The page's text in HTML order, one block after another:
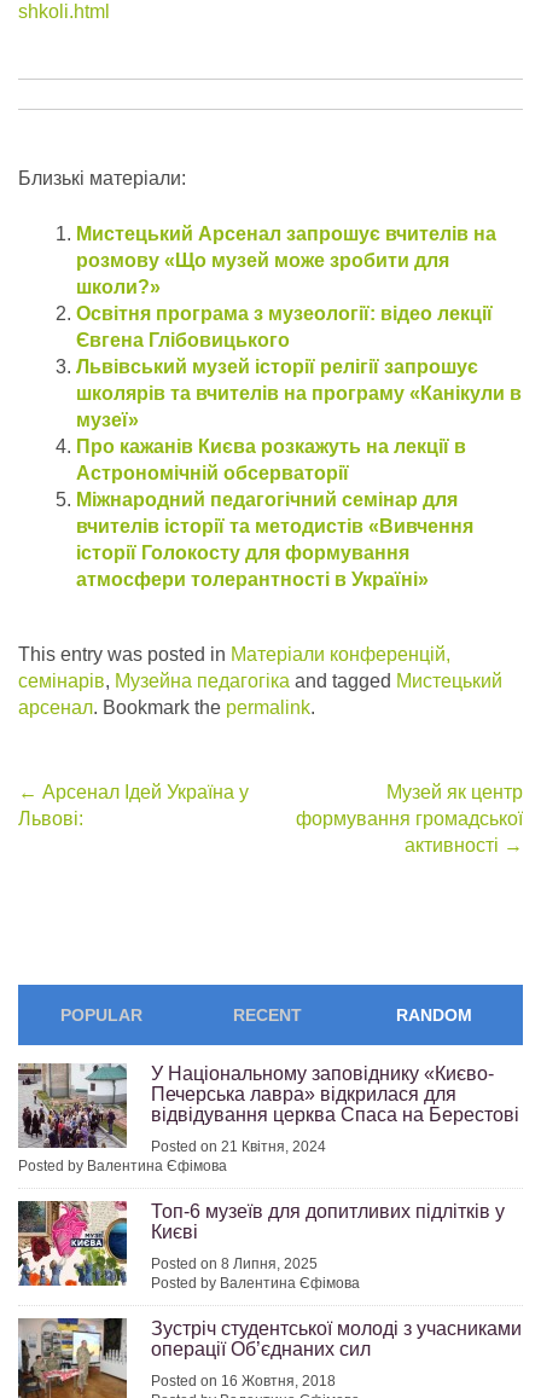
shkoli.html
Близькі матеріали:
Мистецький Арсенал запрошує вчителів на
розмову «Що музей може зробити для
школи?»
Освітня програма з музеології: відео лекції
Євгена Глібовицького
Львівський музей історії релігії запрошує
школярів та вчителів на програму «Канікули в
музеї»
Про кажанів Києва розкажуть на лекції в
Астрономічній обсерваторії
Міжнародний педагогічний семінар для
вчителів історії та методистів «Вивчення
історії Голокосту для формування
атмосфери толерантності в Україні»
This entry was posted in Матеріали конференцій,
семінарів, Музейна педагогіка and tagged Мистецький
арсенал. Bookmark the permalink.
Post
← Арсенал Ідей Україна у
Львові:
Музей як центр
формування громадської
активності →
POPULAR RECENT RANDOM
У Національному заповіднику «Києво-
Печерська лавра» відкрилася для
відвідування церква Спаса на Берестові
Posted on 21 Квітня, 2024
Posted by Валентина Єфімова
Топ‑6 музеїв для допитливих підлітків у
Києві
Posted on 8 Липня, 2025
Posted by Валентина Єфімова
Зустріч студентської молоді з учасниками
операції Об’єднаних сил
Posted on 16 Жовтня, 2018